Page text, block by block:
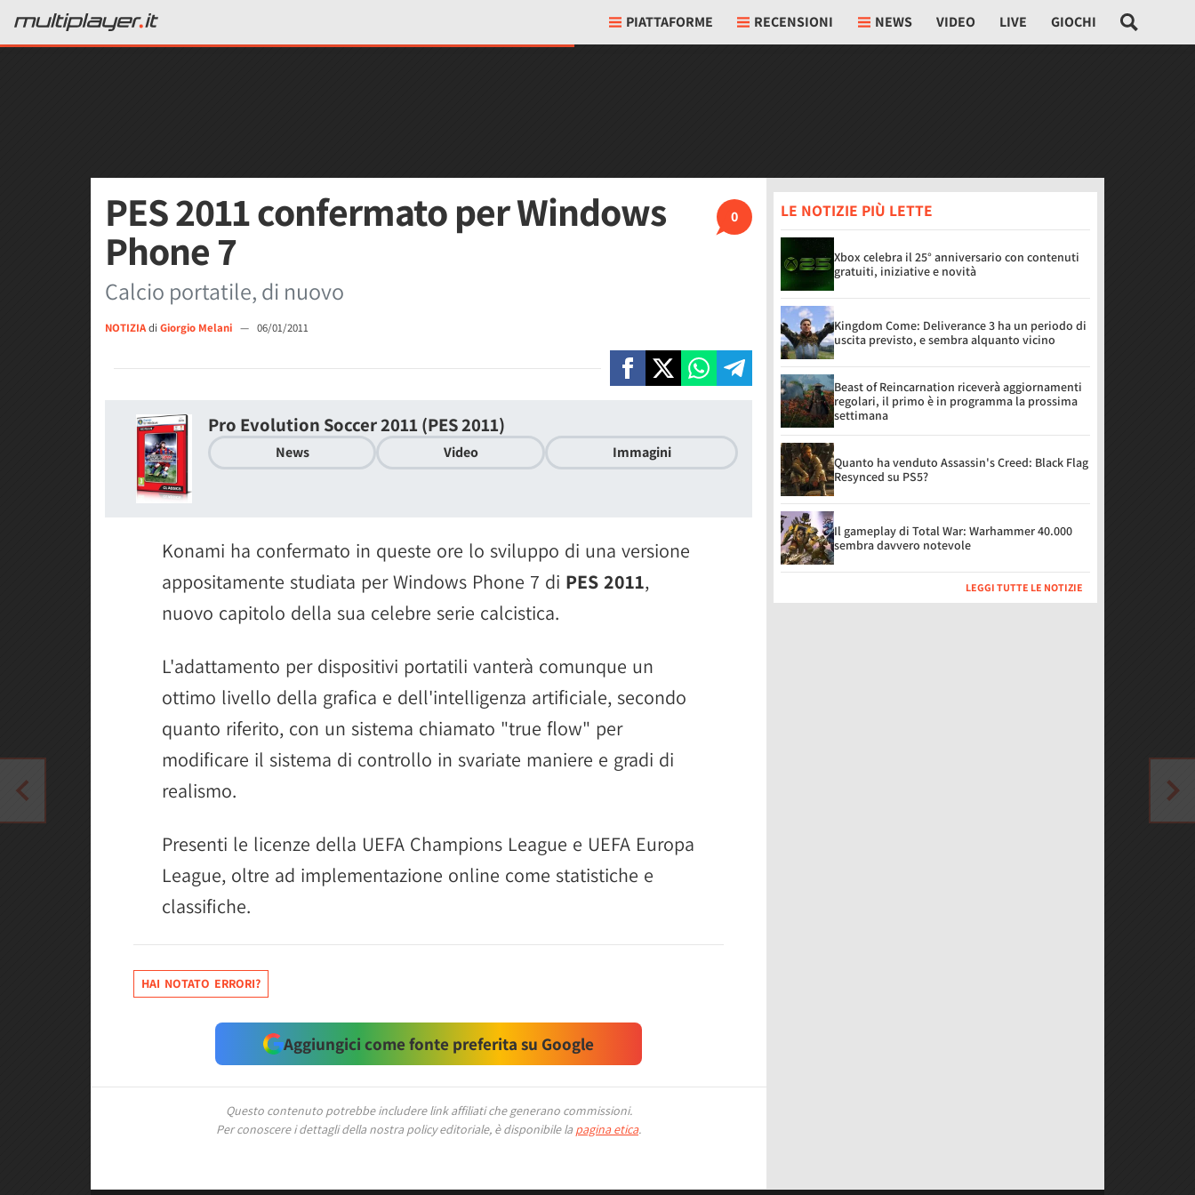
PIATTAFORME RECENSIONI NEWS VIDEO LIVE GIOCHI
0
PES 2011 confermato per Windows
Phone 7
Calcio portatile, di nuovo
NOTIZIAdi Giorgio Melani — 06/01/2011
Pro Evolution Soccer 2011 (PES 2011)
News Video Immagini
Konami ha confermato in queste ore lo sviluppo di una versione
appositamente studiata per Windows Phone 7 di PES 2011,
nuovo capitolo della sua celebre serie calcistica.
L'adattamento per dispositivi portatili vanterà comunque un
ottimo livello della grafica e dell'intelligenza artificiale, secondo
quanto riferito, con un sistema chiamato "true flow" per
modificare il sistema di controllo in svariate maniere e gradi di
realismo.
Presenti le licenze della UEFA Champions League e UEFA Europa
League, oltre ad implementazione online come statistiche e
classifiche.
HAI NOTATO ERRORI?
Aggiungici come fonte preferita su Google
Questo contenuto potrebbe includere link affiliati che generano commissioni.
Per conoscere i dettagli della nostra policy editoriale, è disponibile la pagina etica.
LE NOTIZIE PIÙ LETTE
Xbox celebra il 25° anniversario con contenuti
gratuiti, iniziative e novità
Kingdom Come: Deliverance 3 ha un periodo di
uscita previsto, e sembra alquanto vicino
Beast of Reincarnation riceverà aggiornamenti
regolari, il primo è in programma la prossima
settimana
Quanto ha venduto Assassin's Creed: Black Flag
Resynced su PS5?
Il gameplay di Total War: Warhammer 40.000
sembra davvero notevole
LEGGI TUTTE LE NOTIZIE